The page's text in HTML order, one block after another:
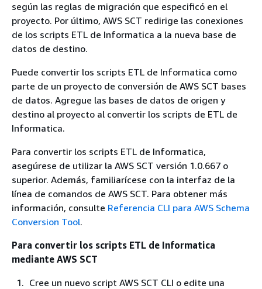
según las reglas de migración que especificó en el
proyecto. Por último, AWS SCT redirige las conexiones
de los scripts ETL de Informatica a la nueva base de
datos de destino.
Puede convertir los scripts ETL de Informatica como
parte de un proyecto de conversión de AWS SCT bases
de datos. Agregue las bases de datos de origen y
destino al proyecto al convertir los scripts de ETL de
Informatica.
Para convertir los scripts ETL de Informatica,
asegúrese de utilizar la AWS SCT versión 1.0.667 o
superior. Además, familiarícese con la interfaz de la
línea de comandos de AWS SCT. Para obtener más
información, consulte Referencia CLI para AWS Schema
Conversion Tool.
Para convertir los scripts ETL de Informatica
mediante AWS SCT
Cree un nuevo script AWS SCT CLI o edite una